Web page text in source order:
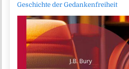
Geschichte der Gedankenfreiheit